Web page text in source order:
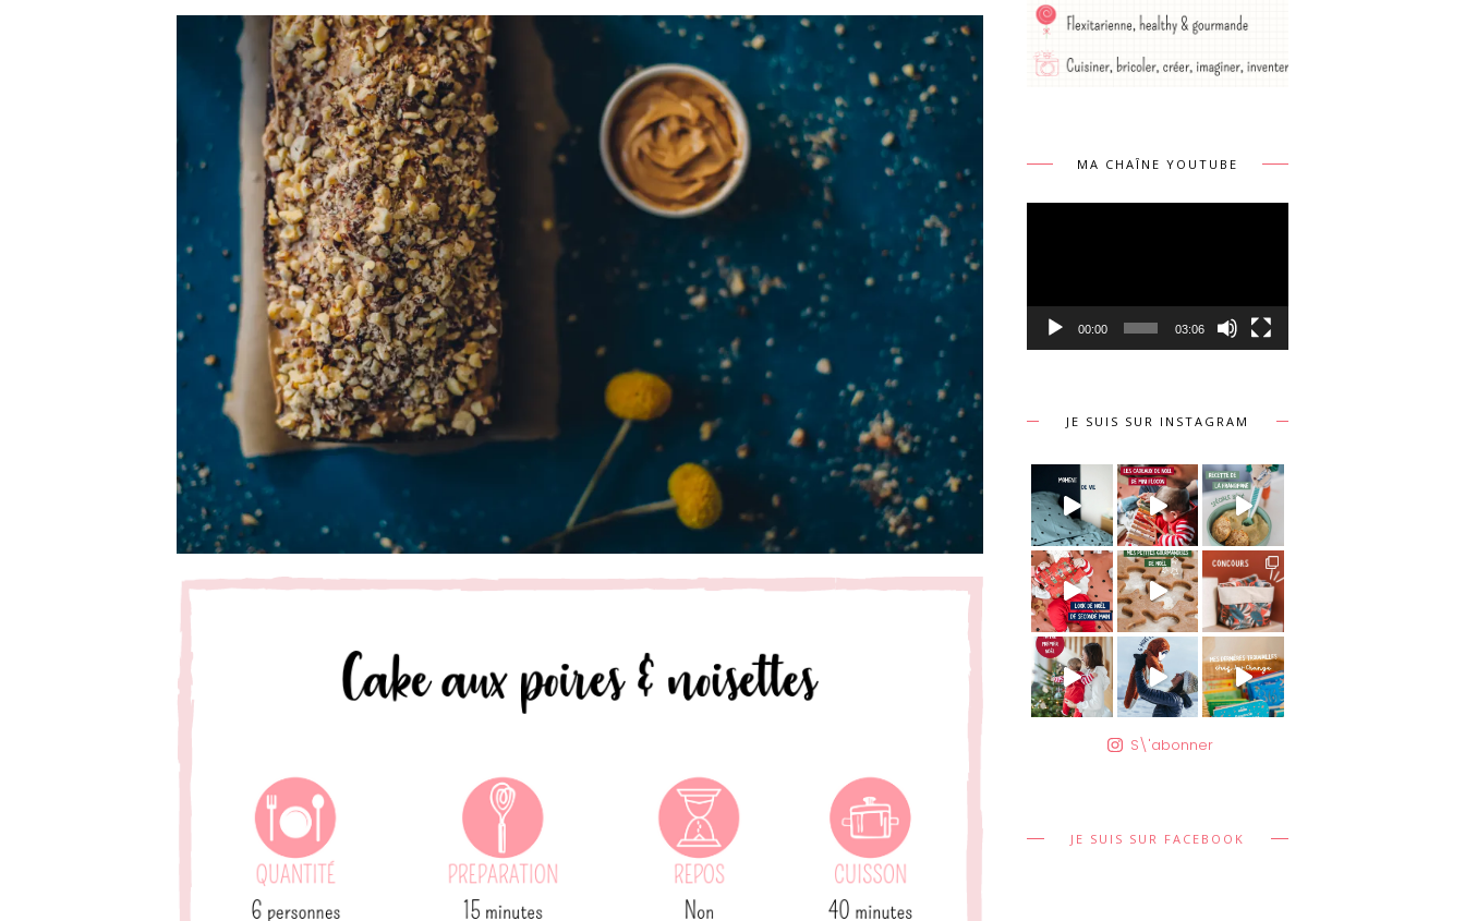
MA CHAÎNE YOUTUBE
Lecteur
00:00 03:06
JE SUIS SUR INSTAGRAM
S\'abonner
JE SUIS SUR FACEBOOK